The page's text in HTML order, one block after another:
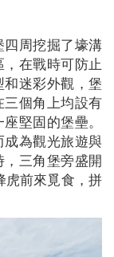
四周挖掘了壕溝
在戰時可防止
迷彩外觀，堡
三個角上均設有
堅固的堡壘。
成為觀光旅遊與
三角堡旁盛開
虎前來覓食，拼